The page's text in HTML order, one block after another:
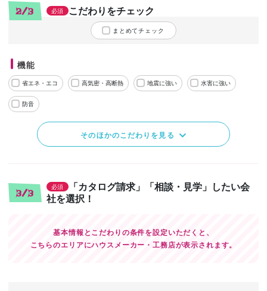
2/3 必須 こだわりをチェック
まとめてチェック
機能
省エネ・エコ 高気密・高断熱 地震に強い 水害に強い
防音
そのほかのこだわりを見る
3/3
必須
「カタログ請求」「相談・見学」したい会
社を選択！
基本情報とこだわりの条件を設定いただくと、
こちらのエリアにハウスメーカー・工務店が表示されます。